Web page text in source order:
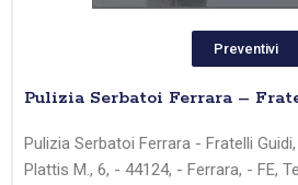
Preventivi
Pulizia Serbatoi Ferrara –
Pulizia Serbatoi Ferrara - Fratelli
Plattis M., 6, - 44124, - Ferrara, - FE,